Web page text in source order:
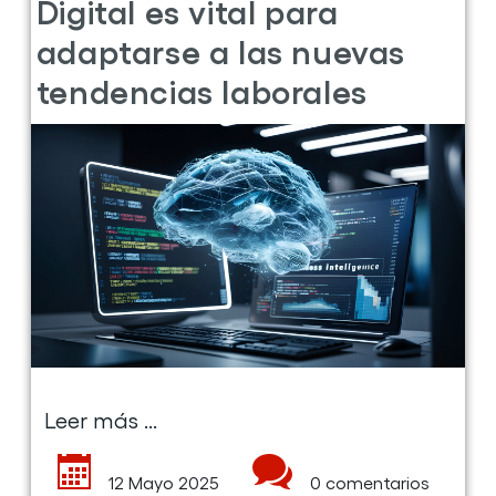
Mostrando las publicaciones de la
categoríaFormación.
Formación
Formarse en inteligencia
artificial con Por Talento
Digital es vital para
adaptarse a las nuevas
tendencias laborales